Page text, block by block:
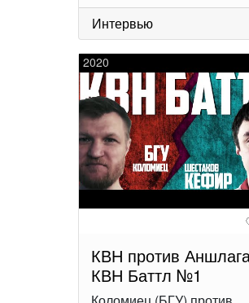
Интервью
2020
КВН против
КВН Баттл №1